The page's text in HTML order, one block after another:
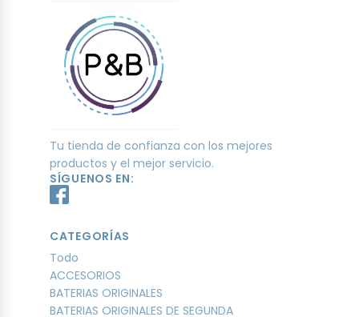
Tu tienda de confianza con los mejores
productos y el mejor servicio.
SÍGUENOS EN:
CATEGORÍAS
Todo
ACCESORIOS
BATERIAS ORIGINALES
BATERIAS ORIGINALES DE SEGUNDA